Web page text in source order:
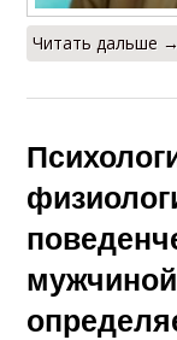
Читать дальше →